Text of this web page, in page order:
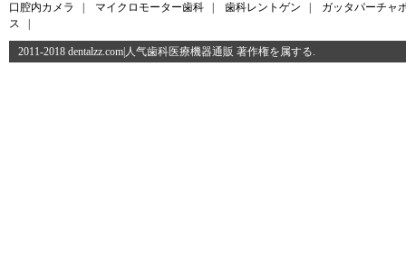
口腔内カメラ マイクロモーター歯科 歯科レントゲン
ガッタパーチャ
ス
2011-2018 dentalzz.com|人气歯科医療機器通販 著作権を属する.